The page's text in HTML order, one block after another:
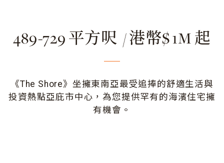
489-729 平方呎 / 港幣$ 1M 起
《The Shore》坐擁東南亞最受追捧的舒適生活與
投資熱點亞庇市中心，為您提供罕有的海濱住宅擁
有機會。